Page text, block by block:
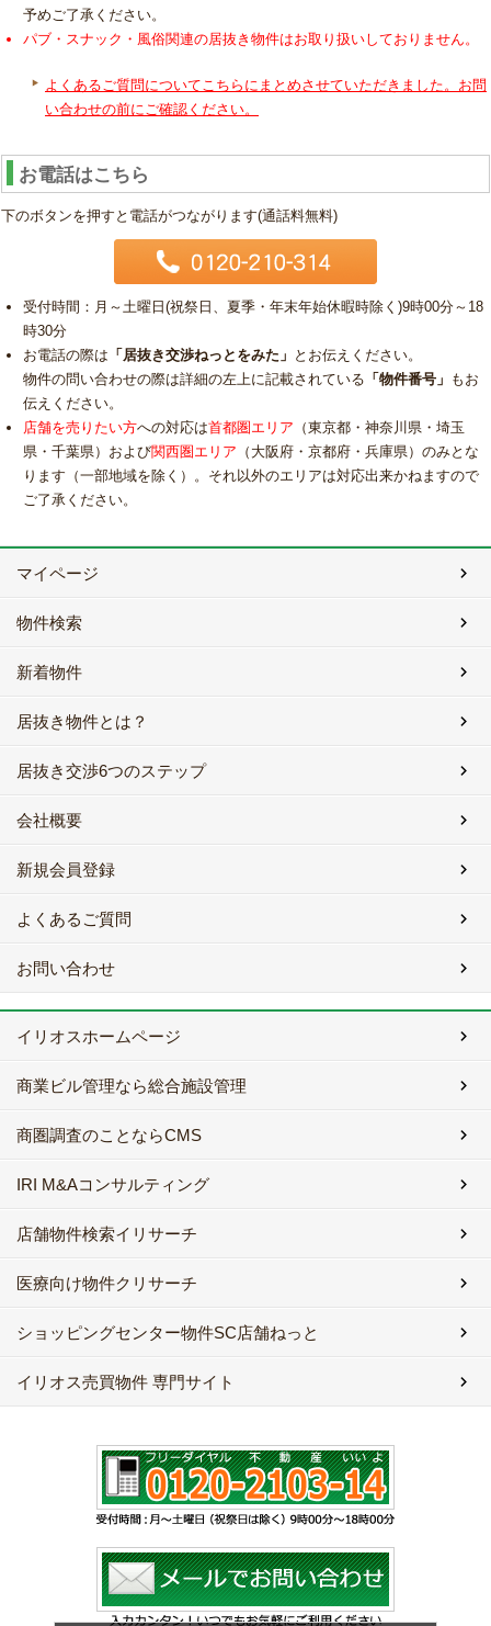
予めご了承ください。
パブ・スナック・風俗関連の居抜き物件はお取り扱いしておりません。
よくあるご質問についてこちらにまとめさせていただきました。お問
い合わせの前にご確認ください。
お電話はこちら
下のボタンを押すと電話がつながります(通話料無料)
受付時間：月～土曜日(祝祭日、夏季・年末年始休暇時除く)9時00分～18
時30分
お電話の際は 「居抜き交渉ねっとをみた」 とお伝えください。
物件の問い合わせの際は詳細の左上に記載されている 「物件番号」 もお
伝えください。
店舗を売りたい方への対応は首都圏エリア （東京都・神奈川県・埼玉
県・千葉県）および関西圏エリア （大阪府・京都府・兵庫県）のみとな
ります（一部地域を除く）。それ以外のエリアは対応出来かねますので
ご了承ください。
マイページ
物件検索
新着物件
居抜き物件とは？
居抜き交渉6つのステップ
会社概要
新規会員登録
よくあるご質問
お問い合わせ
イリオスホームページ
商業ビル管理なら総合施設管理
商圏調査のことならCMS
IRI M&Aコンサルティング
店舗物件検索イリサーチ
医療向け物件クリサーチ
ショッピングセンター物件SC店舗ねっと
イリオス売買物件 専門サイト